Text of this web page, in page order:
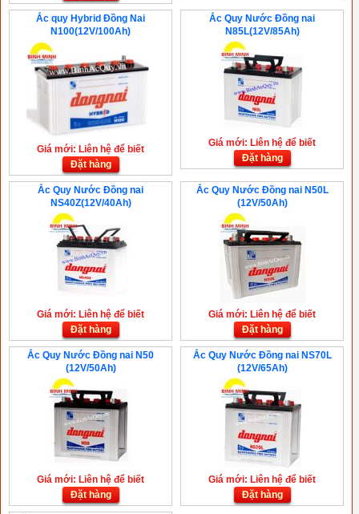
Ắc quy Hybrid Đồng Nai
N100(12V/100Ah)
Giá mới: Liên hệ để biết
Đặt hàng
Ắc Quy Nước Đồng nai
N85L(12V/85Ah)
Giá mới: Liên hệ để biết
Đặt hàng
Ắc Quy Nước Đồng nai
NS40Z(12V/40Ah)
Giá mới: Liên hệ để biết
Đặt hàng
Ắc Quy Nước Đồng nai N50L
(12V/50Ah)
Giá mới: Liên hệ để biết
Đặt hàng
Ắc Quy Nước Đồng nai N50
(12V/50Ah)
Giá mới: Liên hệ để biết
Đặt hàng
Ắc Quy Nước Đồng nai NS70L
(12V/65Ah)
Giá mới: Liên hệ để biết
Đặt hàng